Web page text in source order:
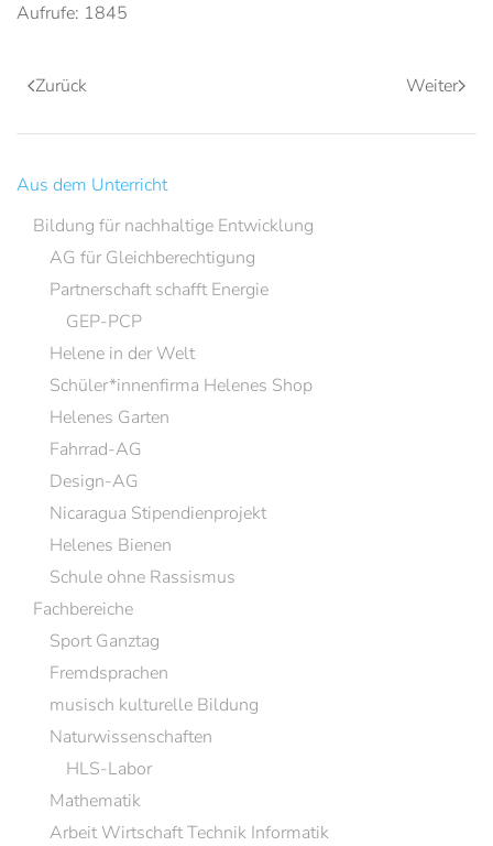
Aufrufe: 1845
Zurück Weiter
Aus dem Unterricht
Bildung für nachhaltige Entwicklung
AG für Gleichberechtigung
Partnerschaft schafft Energie
GEP-PCP
Helene in der Welt
Schüler*innenfirma Helenes Shop
Helenes Garten
Fahrrad-AG
Design-AG
Nicaragua Stipendienprojekt
Helenes Bienen
Schule ohne Rassismus
Fachbereiche
Sport Ganztag
Fremdsprachen
musisch kulturelle Bildung
Naturwissenschaften
HLS-Labor
Mathematik
Arbeit Wirtschaft Technik Informatik